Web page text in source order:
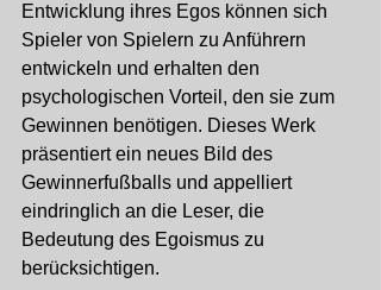
Entwicklung ihres Egos können sich
Spieler von Spielern zu Anführern
entwickeln und erhalten den
psychologischen Vorteil, den sie zum
Gewinnen benötigen. Dieses Werk
präsentiert ein neues Bild des
Gewinnerfußballs und appelliert
eindringlich an die Leser, die
Bedeutung des Egoismus zu
berücksichtigen.